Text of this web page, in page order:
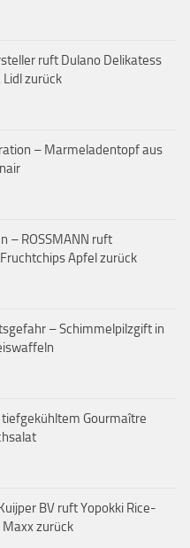
ruft Dulano Delikatess
Lidl zurück
– Marmeladentopf aus
– ROSSMANN ruft
Fruchtchips Apfel zurück
– Schimmelpilzgift in
tiefgekühltem Gourmaître
BV ruft Yopokki Rice-
Maxx zurück